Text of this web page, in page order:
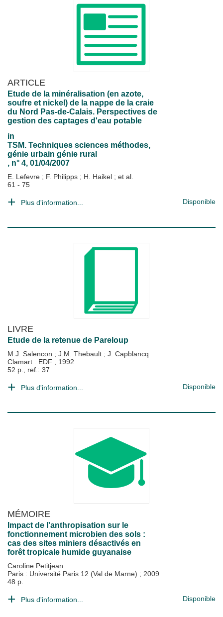
ARTICLE
Etude de la minéralisation (en azote,
soufre et nickel) de la nappe de la craie
du Nord Pas-de-Calais. Perspectives de
gestion des captages d'eau potable
in
TSM. Techniques sciences méthodes,
génie urbain génie rural
, n° 4, 01/04/2007
E. Lefevre ; F. Philipps ; H. Haikel ; et al.
61 - 75
Plus d'information... Disponible
LIVRE
Etude de la retenue de Pareloup
M.J. Salencon ; J.M. Thebault ; J. Capblancq
Clamart : EDF ; 1992
52 p., ref.: 37
Plus d'information... Disponible
MÉMOIRE
Impact de l'anthropisation sur le
fonctionnement microbien des sols :
cas des sites miniers désactivés en
forêt tropicale humide guyanaise
Caroline Petitjean
Paris : Université Paris 12 (Val de Marne) ; 2009
48 p.
Plus d'information... Disponible